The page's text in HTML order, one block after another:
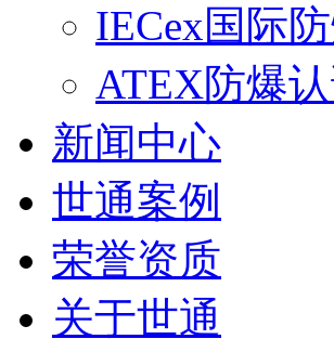
IECex国际
ATEX防爆
新闻中心
世通案例
荣誉资质
关于世通